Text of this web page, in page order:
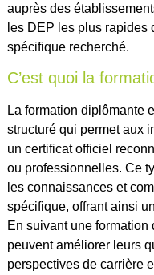
auprès des
les DEP les plus
spécifique recherché.
C’est quoi la
La formation diplômante
structuré qui permet aux
un certificat officiel
ou professionnelles. Ce
les connaissances et
spécifique, offrant ainsi
En suivant une
peuvent améliorer leurs
perspectives de carrière